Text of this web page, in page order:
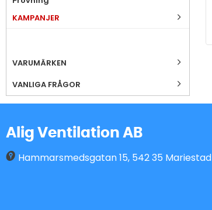
KAMPANJER
VARUMÄRKEN
VANLIGA FRÅGOR
Alig Ventilation AB
Hammarsmedsgatan 15, 542 35 Mariestad